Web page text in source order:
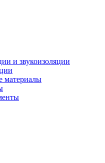
и звукоизоляции
материалы